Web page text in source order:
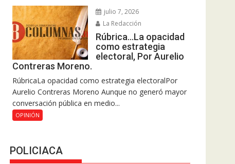
julio 7, 2026
La Redacción
Rúbrica…La opacidad
como estrategia
electoral, Por Aurelio
Contreras Moreno.
RúbricaLa opacidad como estrategia electoralPor
Aurelio Contreras Moreno Aunque no generó mayor
conversación pública en medio...
OPINIÓN
POLICIACA